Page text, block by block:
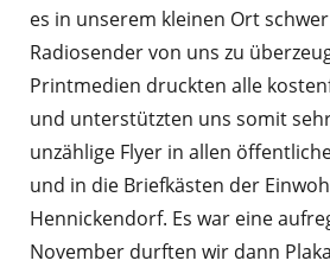
es in unserem kleinen Ort
Radiosender von uns zu
Printmedien druckten alle
und unterstützten uns somit
unzählige Flyer in allen
und in die Briefkästen der
Hennickendorf. Es war eine
November durften wir dann